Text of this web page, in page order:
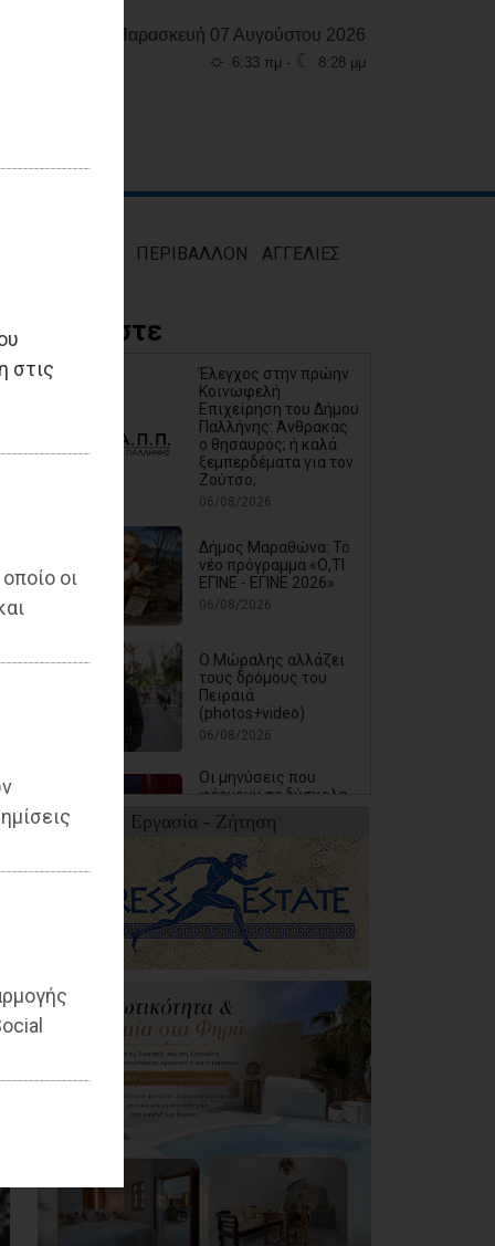
στις
οι
Παρασκευή 07 Αυγούστου 2026
☼ 6:33 πμ - ☾ 8:28 μμ
ΠΕΡΙΒΑΛΛΟΝ ΑΓΓΕΛΙΕΣ
Διαβάστε
Έλεγχος στην πρώην
Κοινωφελή
Επιχείρηση του Δήμου
Παλλήνης: Άνθρακας
ο θησαυρός; ή καλά
ξεμπερδέματα για τον
Ζούτσο;
06/08/2026
Δήμος Μαραθώνα: Το
νέο πρόγραμμα «Ο,ΤΙ
ΕΓΙΝΕ - ΕΓΙΝΕ 2026»
06/08/2026
Ο Μώραλης αλλάζει
τους δρόμους του
Πειραιά
(photos+video)
06/08/2026
Οι μηνύσεις που
φέρνουν σε δύσκολη
θέση αιρετό των
νοτίων προαστίων
06/08/2026
Τίγκα στα ξερά χόρτα
ο Διόνυσος, «άφαντη»
η Δημοτική Αρχή
06/08/2026
Η Novibet «ψηφίζει»
πρωθυπουργό: Το
ακλόνητο φαβορί, η
επιστροφή και το
αουτσάιντερ των
41,00
06/08/2026
αντιπολίτευσης του
Δήμου Παλλήνης στην
Διοίκηση για τον
Αβαρκιώτη
Εργασία - Ζήτηση